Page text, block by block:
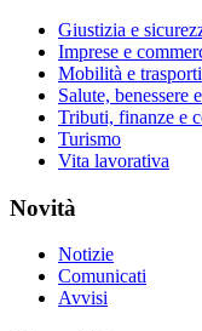
Giustizia e
Imprese e
Mobilità e trasporti
Salute, benessere
Tributi, finanze e
Turismo
Vita lavorativa
Novità
Notizie
Comunicati
Avvisi